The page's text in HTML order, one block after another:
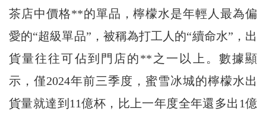
茶店中價格**的單品，檸檬水是年輕人最為偏
愛的“超級單品”，被稱為打工人的“續命水”，出
貨量往往可佔到門店的**之一以上。數據顯
示，僅2024年前三季度，蜜雪冰城的檸檬水出
貨量就達到11億杯，比上一年度全年還多出1億